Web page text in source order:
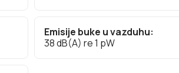
Emisije buke u vazduhu:
38 dB(A) re 1 pW